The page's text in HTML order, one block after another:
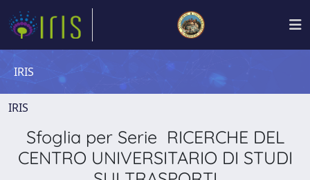
IRIS
IRIS
Sfoglia per Serie RICERCHE DEL
CENTRO UNIVERSITARIO DI STUDI